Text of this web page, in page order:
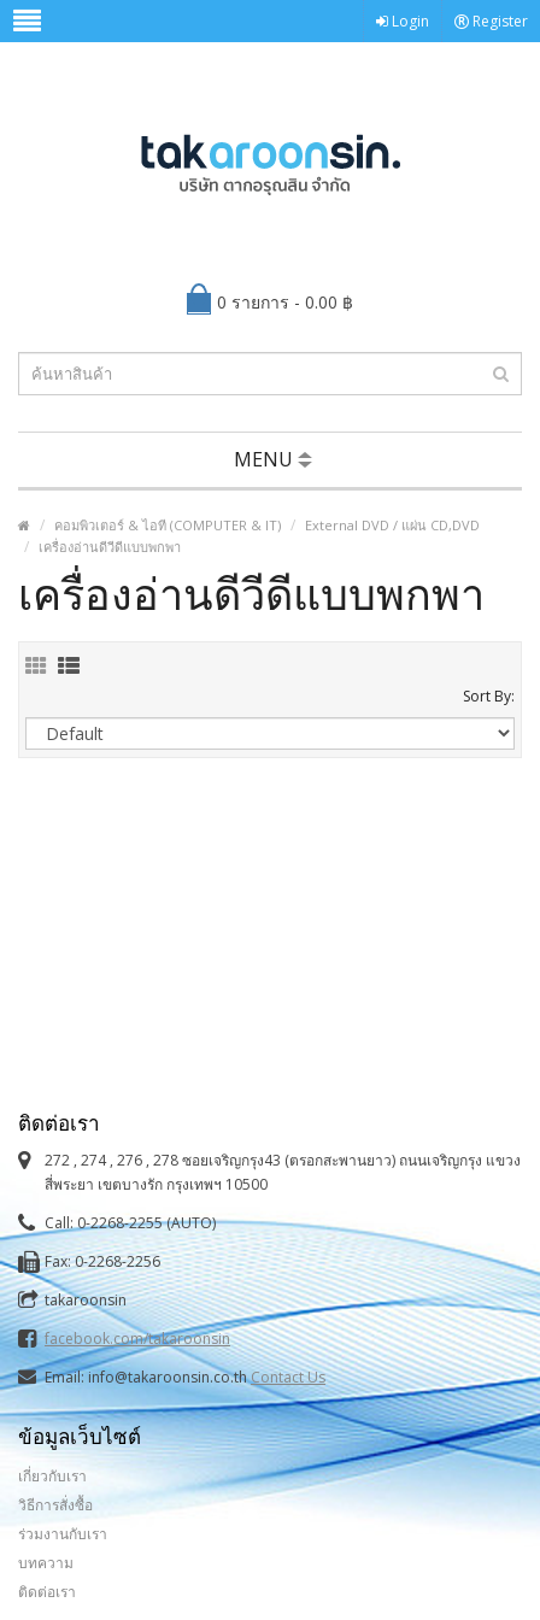
Login Register
0 รายการ - 0.00 ฿
MENU
คอมพิวเตอร์ & ไอที (COMPUTER & IT)
External DVD / แผ่น CD,DVD
เครื่องอ่านดีวีดีแบบพกพา
เครื่องอ่านดีวีดีแบบพกพา
Sort By:
ติดต่อเรา
272 , 274 , 276 , 278 ซอยเจริญกรุง43 (ตรอกสะพานยาว) ถนนเจริญกรุง แขวง
สี่พระยา เขตบางรัก กรุงเทพฯ 10500
Call: 0-2268-2255 (AUTO)
Fax: 0-2268-2256
takaroonsin
facebook.com/takaroonsin
Email: info@takaroonsin.co.thContact Us
ข้อมูลเว็บไซต์
เกี่ยวกับเรา
วิธีการสั่งซื้อ
ร่วมงานกับเรา
บทความ
ติดต่อเรา